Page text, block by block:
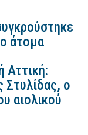
άτομα
Αττική:
Στυλίδας, ο
αιολικού